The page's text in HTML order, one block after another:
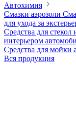
Автохимия
Смазки аэрозоли
для ухода за
Средства для стекол
интерьером
Средства для мойки
Вся продукция